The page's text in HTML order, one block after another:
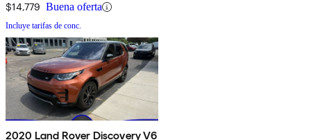
$14,779 Buena oferta
Incluye tarifas de conc.
2020 Land Rover Discovery V6